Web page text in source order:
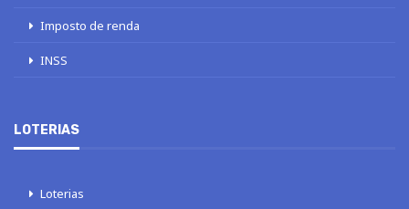
Imposto de renda
INSS
LOTERIAS
Loterias